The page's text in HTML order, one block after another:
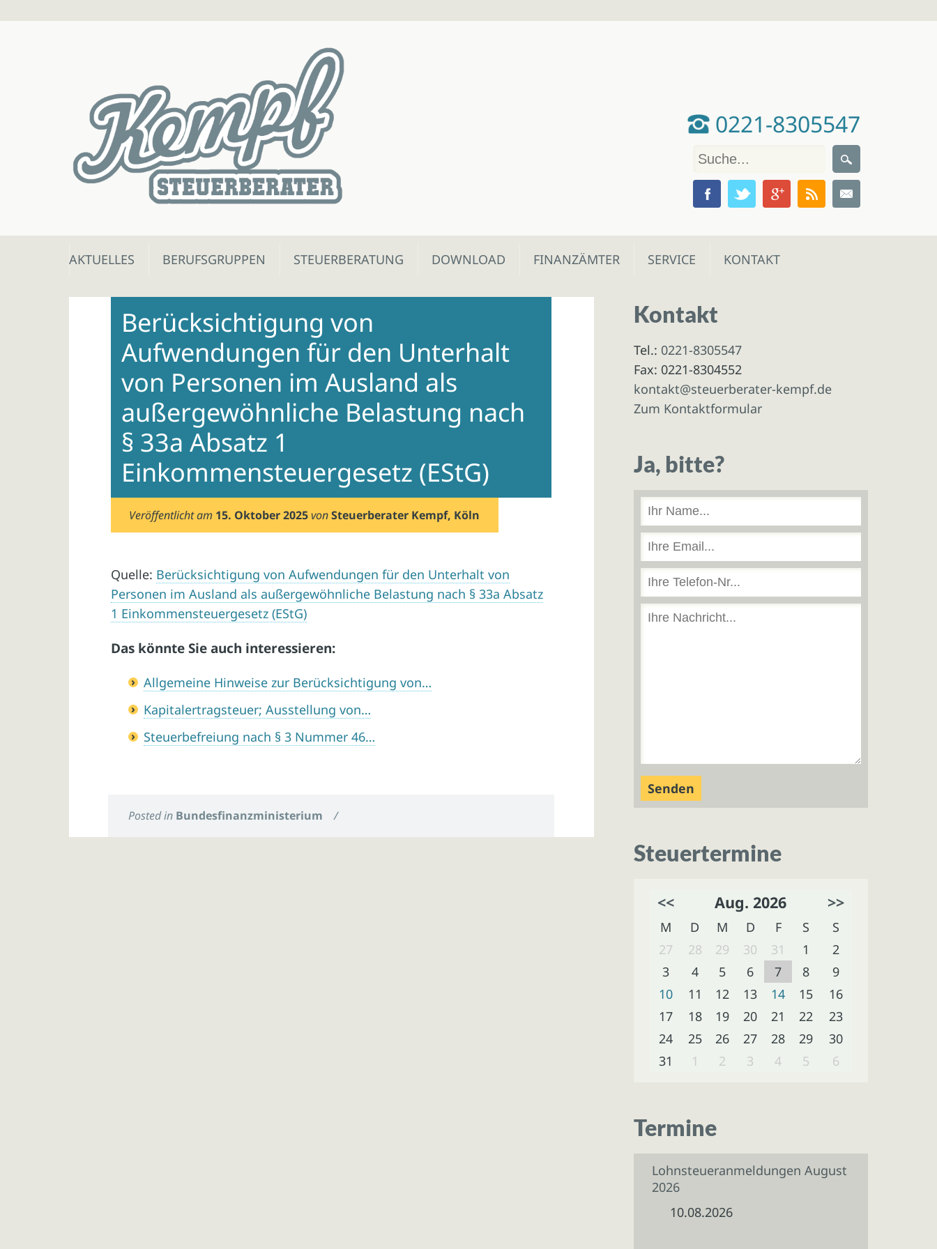
0221-8305547
Skip
AKTUELLES BERUFSGRUPPEN STEUERBERATUNG DOWNLOAD FINANZÄMTER SERVICE KONTAKT
Berücksichtigung von
Aufwendungen für den Unterhalt
von Personen im Ausland als
außergewöhnliche Belastung nach
§ 33a Absatz 1
Einkommensteuergesetz (EStG)
Veröffentlicht am 15. Oktober 2025 vonSteuerberater Kempf, Köln
Quelle: Berücksichtigung von Aufwendungen für den Unterhalt von
Personen im Ausland als außergewöhnliche Belastung nach § 33a Absatz
1 Einkommensteuergesetz (EStG)
Das könnte Sie auch interessieren:
Allgemeine Hinweise zur Berücksichtigung von…
Kapitalertragsteuer; Ausstellung von…
Steuerbefreiung nach § 3 Nummer 46…
Posted in Bundesfinanzministerium /
Kontakt
Tel.: 0221-8305547
Fax: 0221-8304552
kontakt@steuerberater-kempf.de
Zum Kontaktformular
Ja, bitte?
Steuertermine
<< Aug. 2026 >>
M D M D F S
S
27
28 29 30 31 1
2
3
4 5 6 7 8
9
10
11 12 13 14 15
16
17
18 19 20 21 22
23
24
25 26 27 28 29
30
31
1 2 3 4 5 6
Termine
Lohnsteueranmeldungen August
2026
10.08.2026